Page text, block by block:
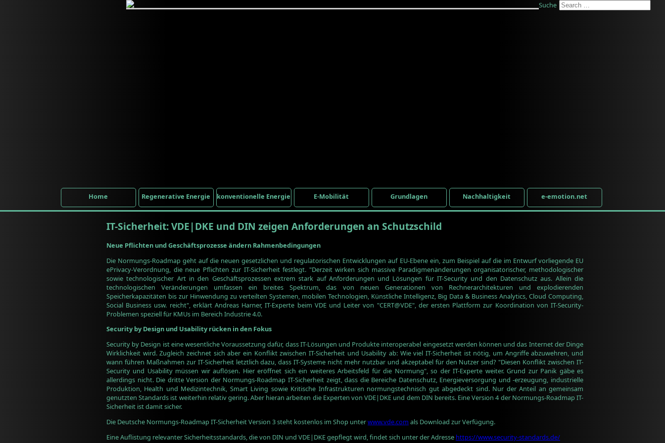
Suche
Home Regenerative Energie konventionelle Energie E-Mobilität Grundlagen Nachhaltigkeit e-emotion.net
IT-Sicherheit: VDE|DKE und DIN zeigen Anforderungen an Schutzschild
Neue Pflichten und Geschäftsprozesse ändern Rahmenbedingungen
Die Normungs-Roadmap geht auf die neuen gesetzlichen und regulatorischen Entwicklungen auf EU-Ebene ein, zum Beispiel auf die im Entwurf vorliegende EU
ePrivacy-Verordnung, die neue Pflichten zur IT-Sicherheit festlegt. "Derzeit wirken sich massive Paradigmenänderungen organisatorischer, methodologischer
sowie technologischer Art in den Geschäftsprozessen extrem stark auf Anforderungen und Lösungen für IT-Security und den Datenschutz aus. Allein die
technologischen Veränderungen umfassen ein breites Spektrum, das von neuen Generationen von Rechnerarchitekturen und explodierenden
Speicherkapazitäten bis zur Hinwendung zu verteilten Systemen, mobilen Technologien, Künstliche Intelligenz, Big Data & Business Analytics, Cloud Computing,
Social Business usw. reicht", erklärt Andreas Harner, IT-Experte beim VDE und Leiter von "CERT@VDE", der ersten Plattform zur Koordination von IT-Security-
Problemen speziell für KMUs im Bereich Industrie 4.0.
Security by Design und Usability rücken in den Fokus
Security by Design ist eine wesentliche Voraussetzung dafür, dass IT-Lösungen und Produkte interoperabel eingesetzt werden können und das Internet der Dinge
Wirklichkeit wird. Zugleich zeichnet sich aber ein Konflikt zwischen IT-Sicherheit und Usability ab: Wie viel IT-Sicherheit ist nötig, um Angriffe abzuwehren, und
wann führen Maßnahmen zur IT-Sicherheit letztlich dazu, dass IT-Systeme nicht mehr nutzbar und akzeptabel für den Nutzer sind? "Diesen Konflikt zwischen IT-
Security und Usability müssen wir auflösen. Hier eröffnet sich ein weiteres Arbeitsfeld für die Normung", so der IT-Experte weiter. Grund zur Panik gäbe es
allerdings nicht. Die dritte Version der Normungs-Roadmap IT-Sicherheit zeigt, dass die Bereiche Datenschutz, Energieversorgung und -erzeugung, industrielle
Produktion, Health und Medizintechnik, Smart Living sowie Kritische Infrastrukturen normungstechnisch gut abgedeckt sind. Nur der Anteil an gemeinsam
genutzten Standards ist weiterhin relativ gering. Aber hieran arbeiten die Experten von VDE|DKE und dem DIN bereits. Eine Version 4 der Normungs-Roadmap IT-
Sicherheit ist damit sicher.
Die Deutsche Normungs-Roadmap IT-Sicherheit Version 3 steht kostenlos im Shop unterwww.vde.com als Download zur Verfügung.
Eine Auflistung relevanter Sicherheitsstandards, die von DIN und VDE|DKE gepflegt wird, findet sich unter der Adresse https://www.security-standards.de/